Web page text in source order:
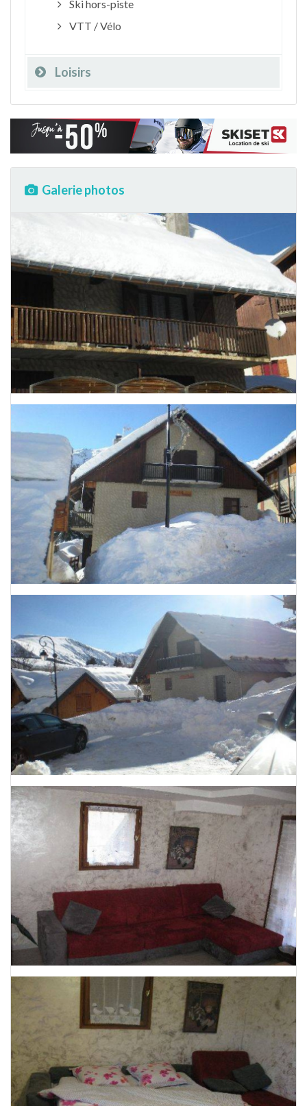
Ski hors-piste
VTT / Vélo
Loisirs
Galerie photos